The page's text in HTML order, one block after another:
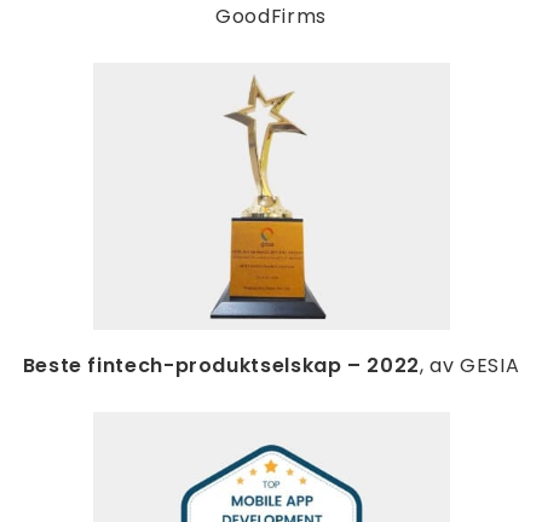
GoodFirms
Beste fintech-produktselskap – 2022, av GESIA